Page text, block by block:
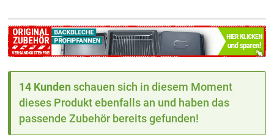
14 Kunden schauen sich in diesem Moment
dieses Produkt ebenfalls an und haben das
passende Zubehör bereits gefunden!